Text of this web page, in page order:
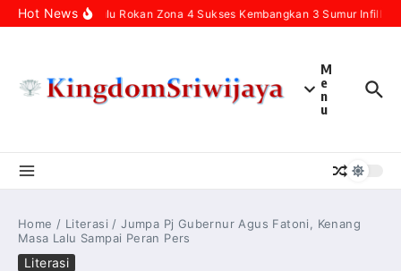
Skip to content
Hot News
Pertamina Hulu Rokan Zona 4 Sukses Kembangkan 3 Sumur Infill
M
e
n
u
Home / Literasi /Jumpa Pj Gubernur Agus Fatoni, Kenang
Masa Lalu Sampai Peran Pers
Literasi